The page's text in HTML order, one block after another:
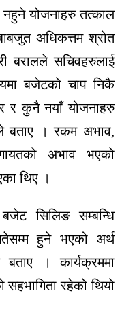
नहुने योजनाहरु तत्काल
अधिकत्तम श्रोत
बरालले सचिवहरुलाई
बजेटको चाप निकै
र कुनै नयाँ योजनाहरु
बताए । रकम अभाव,
अभाव भएको
थिए ।
सिलिङ सम्बन्धि
हुने भएको अर्थ
। कार्यक्रममा
रहेको थियो